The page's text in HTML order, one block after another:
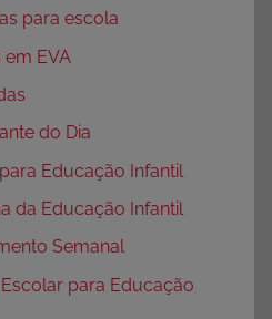
para escola
em EVA
do Dia
Educação Infantil
da Educação Infantil
Semanal
para Educação